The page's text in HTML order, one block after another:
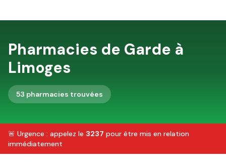
Pharmacies de Garde à
Limoges
53 pharmacies trouvées
🚨 Urgence : appelez le 3237 pour être mis en relation
immédiatement